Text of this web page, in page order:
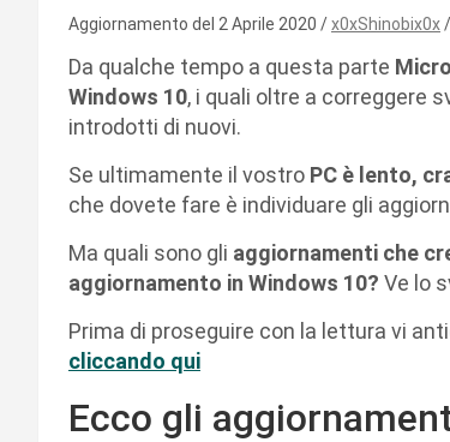
Aggiornamento del 2 Aprile 2020 x0xShinobix0x
Da qualche tempo a questa parte
Windows 10, i quali oltre a correggere
introdotti di nuovi.
Se ultimamente il vostro PC è lento,
che dovete fare è individuare gli
Ma quali sono gli aggiornamenti che
aggiornamento in Windows 10? Ve lo
Prima di proseguire con la lettura vi
cliccando qui
Ecco gli